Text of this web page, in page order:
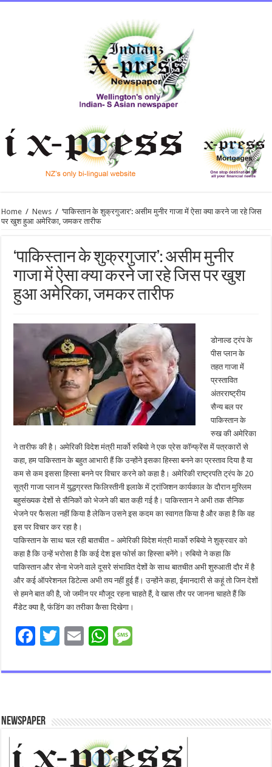
Home / News / ‘पाकिस्तान के शुक्रगुजार’: असीम मुनीर गाजा में ऐसा क्या करने जा रहे जिस
पर खुश हुआ अमेरिका, जमकर तारीफ
‘पाकिस्तान के शुक्रगुजार’: असीम मुनीर
गाजा में ऐसा क्या करने जा रहे जिस पर खुश
हुआ अमेरिका, जमकर तारीफ
डोनाल्ड ट्रंप के
पीस प्लान के
तहत गाजा में
प्रस्तावित
अंतरराष्ट्रीय
सैन्य बल पर
पाकिस्तान के
रुख की अमेरिका
ने तारीफ की है। अमेरिकी विदेश मंत्री मार्को रुबियो ने एक प्रेस कॉन्फ्रेंस में पत्रकारों से
कहा, हम पाकिस्तान के बहुत आभारी हैं कि उन्होंने इसका हिस्सा बनने का प्रस्ताव दिया है या
कम से कम इससा हिस्सा बनने पर विचार करने को कहा है। अमेरिकी राष्ट्रपति ट्रंप के 20
सूत्री गाजा प्लान में युद्धग्रस्त फिलिस्तीनी इलाके में ट्रांजिशन कार्यकाल के दौरान मुस्लिम
बहुसंख्यक देशों से सैनिकों को भेजने की बात कही गई है। पाकिस्तान ने अभी तक सैनिक
भेजने पर फैसला नहीं किया है लेकिन उसने इस कदम का स्वागत किया है और कहा है कि वह
इस पर विचार कर रहा है।
पाकिस्तान के साथ चल रही बातचीत – अमेरिकी विदेश मंत्री मार्को रुबियो ने शुक्रवार को
कहा है कि उन्हें भरोसा है कि कई देश इस फोर्स का हिस्सा बनेंगे। रुबियो ने कहा कि
पाकिस्तान और सेना भेजने वाले दूसरे संभावित देशों के साथ बातचीत अभी शुरुआती दौर में है
और कई ऑपरेशनल डिटेल्स अभी तय नहीं हुई हैं। उन्होंने कहा, ईमानदारी से कहूं तो जिन देशों
से हमने बात की है, जो जमीन पर मौजूद रहना चाहते हैं, वे खास तौर पर जानना चाहते हैं कि
मैंडेट क्या है, फंडिंग का तरीका कैसा दिखेगा।
F
e
o
k
T
tt
E
ai
W
at
p
p
sa
e
Newspaper